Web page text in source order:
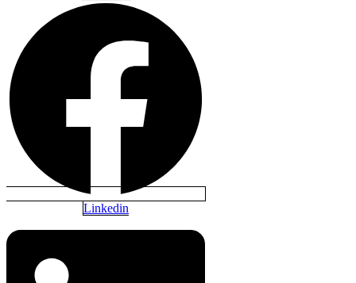
Linkedin